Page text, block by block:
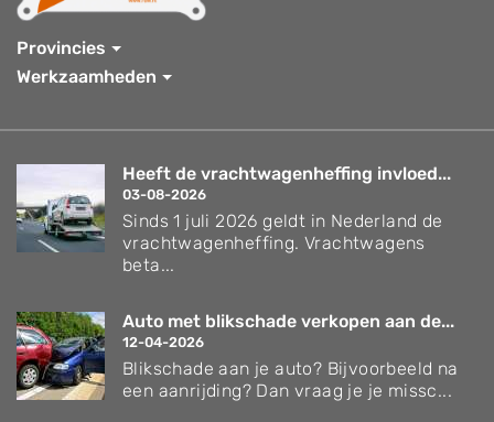
Provincies
Werkzaamheden
Heeft de vrachtwagenheffing invloed...
03-08-2026
Sinds 1 juli 2026 geldt in Nederland de
vrachtwagenheffing. Vrachtwagens
beta...
Auto met blikschade verkopen aan de...
12-04-2026
Blikschade aan je auto? Bijvoorbeeld na
een aanrijding? Dan vraag je je missc...